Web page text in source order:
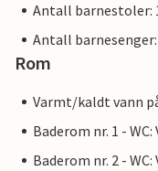
Antall barnestoler:
Antall barnesenger:
Rom
Varmt/kaldt vann
Baderom nr. 1 -
Baderom nr. 2 -